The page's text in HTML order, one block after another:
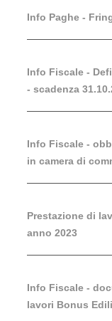
Info Paghe -
Info Fiscale -
- scadenza
Info Fiscale -
in camera di
Prestazione di
anno 2023
Info Fiscale -
lavori Bonus